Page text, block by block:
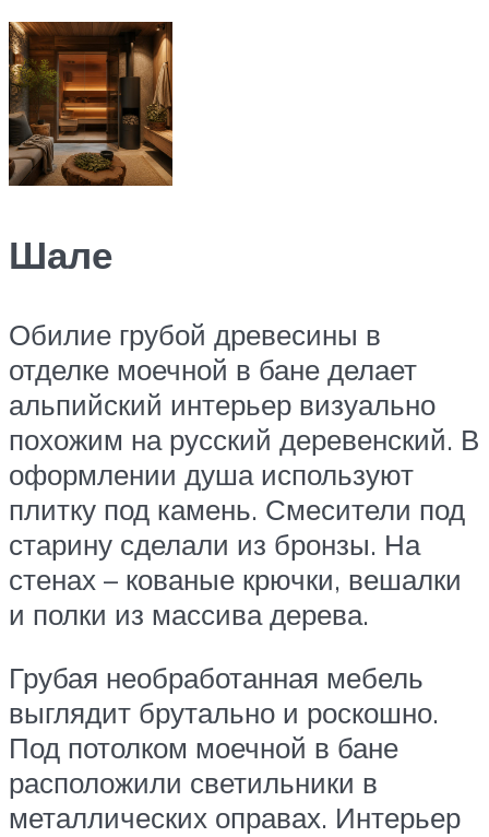
Шале
Обилие грубой древесины в
отделке моечной в бане делает
альпийский интерьер визуально
похожим на русский деревенский. В
оформлении душа используют
плитку под камень. Смесители под
старину сделали из бронзы. На
стенах – кованые крючки, вешалки
и полки из массива дерева.
Грубая необработанная мебель
выглядит брутально и роскошно.
Под потолком моечной в бане
расположили светильники в
металлических оправах. Интерьер